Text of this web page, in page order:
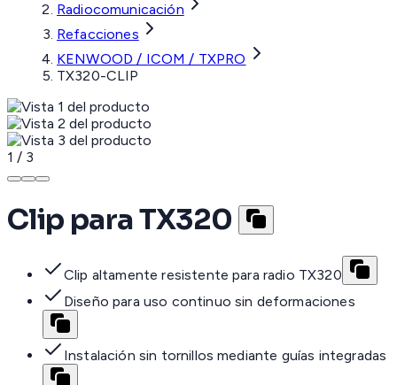
Radiocomunicación
Refacciones
KENWOOD / ICOM / TXPRO
TX320-CLIP
1 / 3
Clip para TX320
Clip altamente resistente para radio TX320
Diseño para uso continuo sin deformaciones
Instalación sin tornillos mediante guías integradas